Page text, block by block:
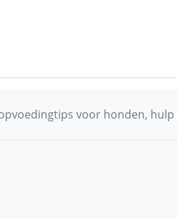
voor honden,